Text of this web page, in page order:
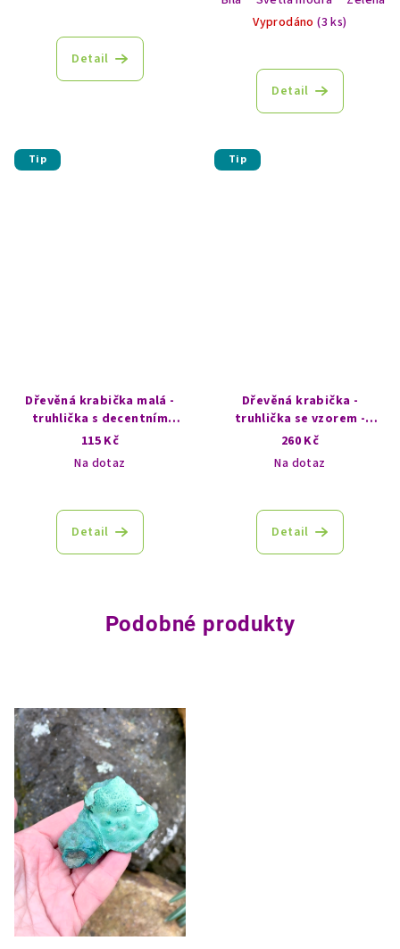
Detail
Vyprodáno(3 ks)
Detail
Tip
Dřevěná krabička malá -
truhlička s decentním
vzorem - Buddha
115 Kč
Na dotaz
Detail
Tip
Dřevěná krabička -
truhlička se vzorem -
Strom života
260 Kč
Na dotaz
Detail
Podobné produkty